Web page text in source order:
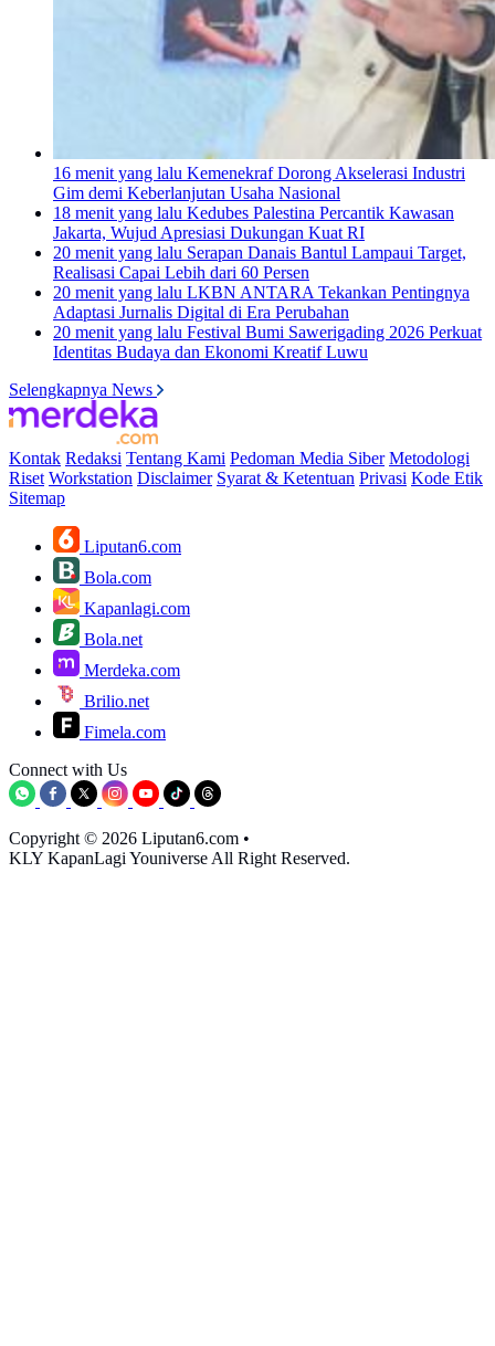
16 menit yang lalu Kemenekraf Dorong Akselerasi Industri
Gim demi Keberlanjutan Usaha Nasional
18 menit yang lalu Kedubes Palestina Percantik Kawasan
Jakarta, Wujud Apresiasi Dukungan Kuat RI
20 menit yang lalu Serapan Danais Bantul Lampaui Target,
Realisasi Capai Lebih dari 60 Persen
20 menit yang lalu LKBN ANTARA Tekankan Pentingnya
Adaptasi Jurnalis Digital di Era Perubahan
20 menit yang lalu Festival Bumi Sawerigading 2026 Perkuat
Identitas Budaya dan Ekonomi Kreatif Luwu
Selengkapnya News
Kontak Redaksi Tentang Kami Pedoman Media Siber Metodologi
Riset Workstation Disclaimer Syarat & Ketentuan Privasi Kode Etik
Sitemap
Liputan6.com
Bola.com
Kapanlagi.com
Bola.net
Merdeka.com
Brilio.net
Fimela.com
Connect with Us
Copyright © 2026 Liputan6.com •
KLY KapanLagi Youniverse All Right Reserved.